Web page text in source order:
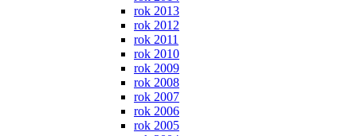
rok 2013
rok 2012
rok 2011
rok 2010
rok 2009
rok 2008
rok 2007
rok 2006
rok 2005